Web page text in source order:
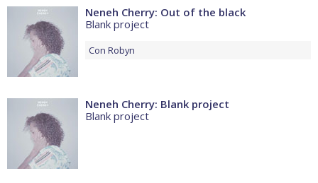
Neneh Cherry: Out of the black
Blank project
Con Robyn
Neneh Cherry: Blank project
Blank project